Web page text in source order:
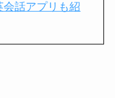
話アプリも紹